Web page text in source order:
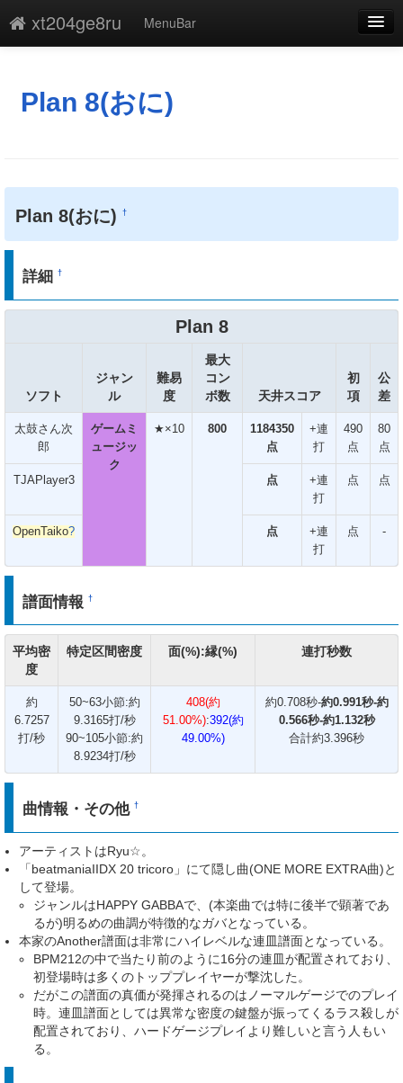
xt204ge8ru
MenuBar
添付
一覧
単語検索
Plan 8(おに)
Plan 8(おに)†
詳細†
Plan 8
ソフト
ジャン
ル
難易
度
最大
コン
ボ数
天井スコア
初
項
公
差
太鼓さん次
郎
ゲームミ
ュージッ
ク
★×10 800
1184350
点
+連
打
490
点
80
点
TJAPlayer3 点
+連
打
点 点
OpenTaiko? 点
+連
打
点 -
譜面情報†
平均密
度
特定区間密度 面(%):縁(%) 連打秒数
約
6.7257
打/秒
50~63小節:約
9.3165打/秒
90~105小節:約
8.9234打/秒
408(約
51.00%):392(約
49.00%)
約0.708秒-約0.991秒-約
0.566秒-約1.132秒
合計約3.396秒
曲情報・その他†
アーティストはRyu☆。
「beatmaniaIIDX 20 tricoro」にて隠し曲(ONE MORE EXTRA曲)と
して登場。
ジャンルはHAPPY GABBAで、(本楽曲では特に後半で顕著であ
るが)明るめの曲調が特徴的なガバとなっている。
本家のAnother譜面は非常にハイレベルな連皿譜面となっている。
BPM212の中で当たり前のように16分の連皿が配置されており、
初登場時は多くのトッププレイヤーが撃沈した。
だがこの譜面の真価が発揮されるのはノーマルゲージでのプレイ
時。連皿譜面としては異常な密度の鍵盤が振ってくるラス殺しが
配置されており、ハードゲージプレイより難しいと言う人もい
る。